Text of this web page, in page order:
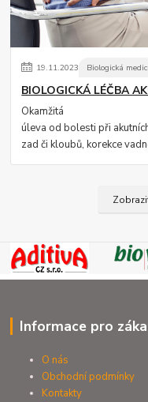
19.11.2023 Biologická
BIOLOGICKÁ LÉČBA
Okamžitá
úleva od bolesti při
zad či kloubů, korekce
Informace pro
O nás
Obchodní podmínky
Kontakty